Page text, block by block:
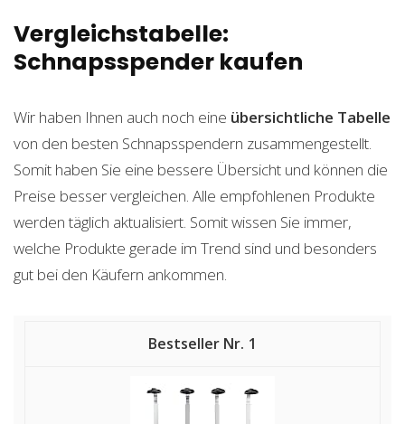
Vergleichstabelle:
Schnapsspender kaufen
Wir haben Ihnen auch noch eine übersichtliche Tabelle
von den besten Schnapsspendern zusammengestellt.
Somit haben Sie eine bessere Übersicht und können die
Preise besser vergleichen. Alle empfohlenen Produkte
werden täglich aktualisiert. Somit wissen Sie immer,
welche Produkte gerade im Trend sind und besonders
gut bei den Käufern ankommen.
1